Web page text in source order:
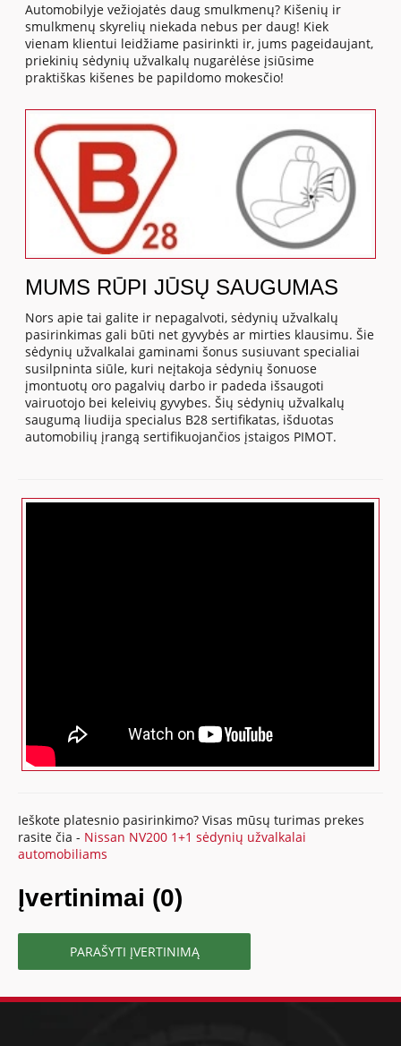
Automobilyje vežiojatės daug smulkmenų? Kišenių ir
smulkmenų skyrelių niekada nebus per daug! Kiek
vienam klientui leidžiame pasirinkti ir, jums pageidaujant,
priekinių sėdynių užvalkalų nugarėlėse įsiūsime
praktiškas kišenes be papildomo mokesčio!
MUMS RŪPI JŪSŲ SAUGUMAS
Nors apie tai galite ir nepagalvoti, sėdynių užvalkalų
pasirinkimas gali būti net gyvybės ar mirties klausimu. Šie
sėdynių užvalkalai gaminami šonus susiuvant specialiai
susilpninta siūle, kuri neįtakoja sėdynių šonuose
įmontuotų oro pagalvių darbo ir padeda išsaugoti
vairuotojo bei keleivių gyvybes. Šių sėdynių užvalkalų
saugumą liudija specialus B28 sertifikatas, išduotas
automobilių įrangą sertifikuojančios įstaigos PIMOT.
Ieškote platesnio pasirinkimo? Visas mūsų turimas prekes
rasite čia - Nissan NV200 1+1 sėdynių užvalkalai
automobiliams
Įvertinimai (0)
PARAŠYTI ĮVERTINIMĄ